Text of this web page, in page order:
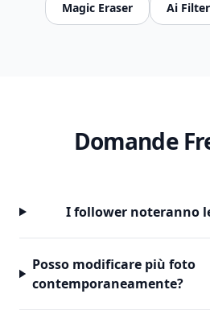
Magic Eraser Ai Filter
Domande
I follower noteranno
Posso modificare più foto
contemporaneamente?